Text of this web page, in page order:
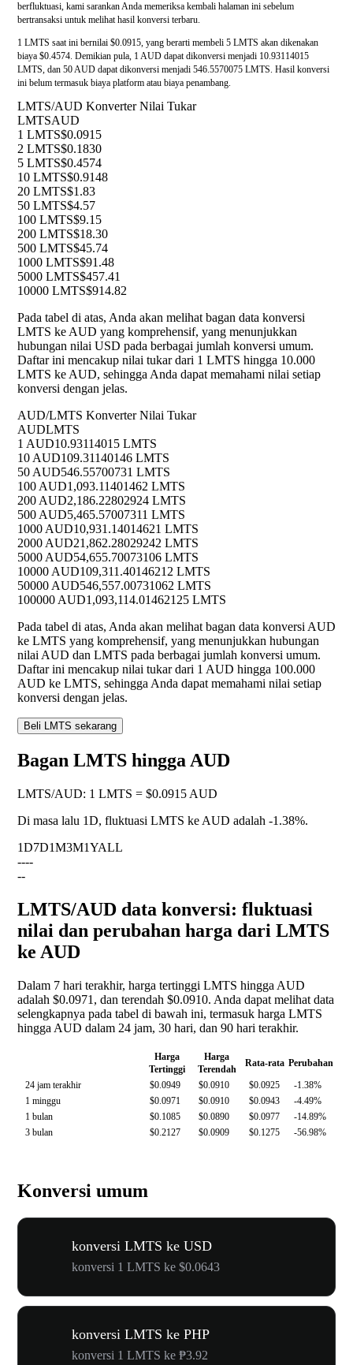
berfluktuasi, kami sarankan Anda memeriksa kembali halaman ini sebelum
bertransaksi untuk melihat hasil konversi terbaru.
1 LMTS saat ini bernilai $0.0915, yang berarti membeli 5 LMTS akan dikenakan
biaya $0.4574. Demikian pula, 1 AUD dapat dikonversi menjadi 10.93114015
LMTS, dan 50 AUD dapat dikonversi menjadi 546.5570075 LMTS. Hasil konversi
ini belum termasuk biaya platform atau biaya penambang.
LMTS/AUD Konverter Nilai Tukar
LMTSAUD
1 LMTS$0.0915
2 LMTS$0.1830
5 LMTS$0.4574
10 LMTS$0.9148
20 LMTS$1.83
50 LMTS$4.57
100 LMTS$9.15
200 LMTS$18.30
500 LMTS$45.74
1000 LMTS$91.48
5000 LMTS$457.41
10000 LMTS$914.82
Pada tabel di atas, Anda akan melihat bagan data konversi
LMTS ke AUD yang komprehensif, yang menunjukkan
hubungan nilai USD pada berbagai jumlah konversi umum.
Daftar ini mencakup nilai tukar dari 1 LMTS hingga 10.000
LMTS ke AUD, sehingga Anda dapat memahami nilai setiap
konversi dengan jelas.
AUD/LMTS Konverter Nilai Tukar
AUDLMTS
1 AUD10.93114015 LMTS
10 AUD109.31140146 LMTS
50 AUD546.55700731 LMTS
100 AUD1,093.11401462 LMTS
200 AUD2,186.22802924 LMTS
500 AUD5,465.57007311 LMTS
1000 AUD10,931.14014621 LMTS
2000 AUD21,862.28029242 LMTS
5000 AUD54,655.70073106 LMTS
10000 AUD109,311.40146212 LMTS
50000 AUD546,557.00731062 LMTS
100000 AUD1,093,114.01462125 LMTS
Pada tabel di atas, Anda akan melihat bagan data konversi AUD
ke LMTS yang komprehensif, yang menunjukkan hubungan
nilai AUD dan LMTS pada berbagai jumlah konversi umum.
Daftar ini mencakup nilai tukar dari 1 AUD hingga 100.000
AUD ke LMTS, sehingga Anda dapat memahami nilai setiap
konversi dengan jelas.
Beli LMTS sekarang
Bagan LMTS hingga AUD
LMTS/AUD: 1 LMTS = $0.0915 AUD
Di masa lalu 1D, fluktuasi LMTS ke AUD adalah -1.38%.
1D7D1M3M1YALL
----
--
LMTS/AUD data konversi: fluktuasi
nilai dan perubahan harga dari LMTS
ke AUD
Dalam 7 hari terakhir, harga tertinggi LMTS hingga AUD
adalah $0.0971, dan terendah $0.0910. Anda dapat melihat data
selengkapnya pada tabel di bawah ini, termasuk harga LMTS
hingga AUD dalam 24 jam, 30 hari, dan 90 hari terakhir.
Harga
Tertinggi
Harga
Terendah
Rata-rata Perubahan
24 jam terakhir
$0.0949 $0.0910 $0.0925
-1.38%
1 minggu
$0.0971 $0.0910 $0.0943
-4.49%
1 bulan
$0.1085 $0.0890 $0.0977
-14.89%
3 bulan
$0.2127 $0.0909 $0.1275 -56.98%
Konversi umum
konversi LMTS ke USD
konversi 1 LMTS ke $0.0643
konversi LMTS ke PHP
konversi 1 LMTS ke ₱3.92